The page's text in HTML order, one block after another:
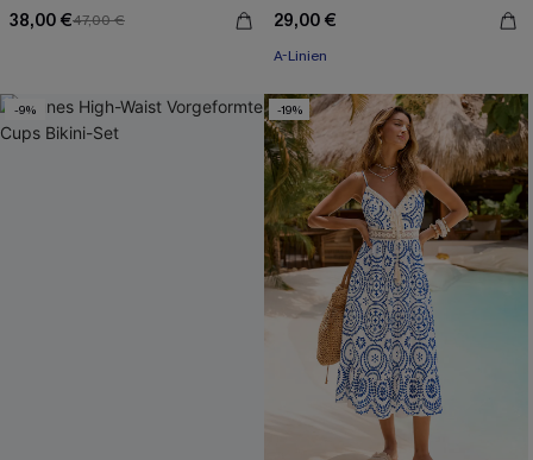
38,00 €47,00 € 29,00 €
A-Linien
-9% -19%